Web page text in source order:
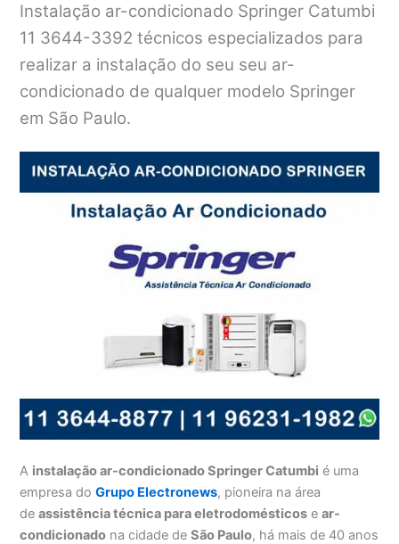
Instalação ar-condicionado Springer Catumbi
11 3644-3392 técnicos especializados para
realizar a instalação do seu seu ar-
condicionado de qualquer modelo Springer
em São Paulo.
A instalação ar-condicionado Springer Catumbi é uma
empresa doGrupo Electronews, pioneira na área
deassistência técnica para eletrodomésticos ear-
condicionado na cidade deSão Paulo, há mais de 40 anos